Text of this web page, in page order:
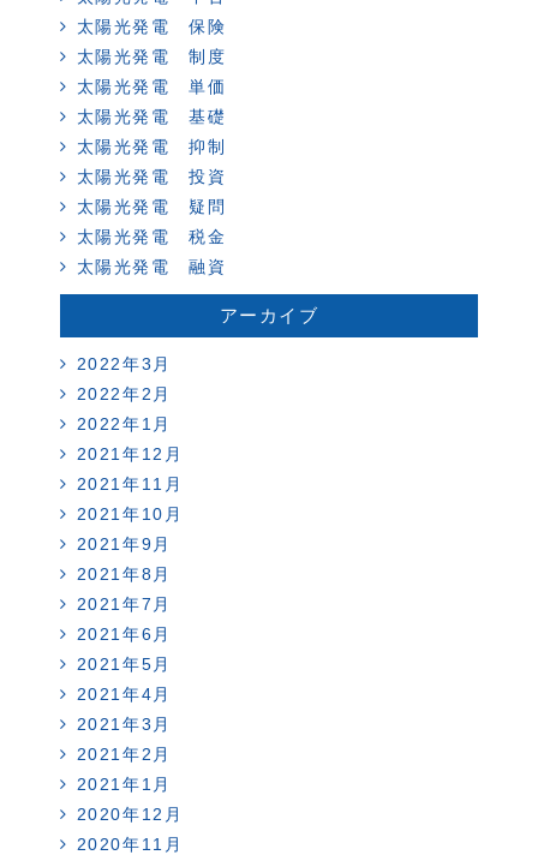
太陽光発電 保険
太陽光発電 制度
太陽光発電 単価
太陽光発電 基礎
太陽光発電 抑制
太陽光発電 投資
太陽光発電 疑問
太陽光発電 税金
太陽光発電 融資
アーカイブ
2022年3月
2022年2月
2022年1月
2021年12月
2021年11月
2021年10月
2021年9月
2021年8月
2021年7月
2021年6月
2021年5月
2021年4月
2021年3月
2021年2月
2021年1月
2020年12月
2020年11月